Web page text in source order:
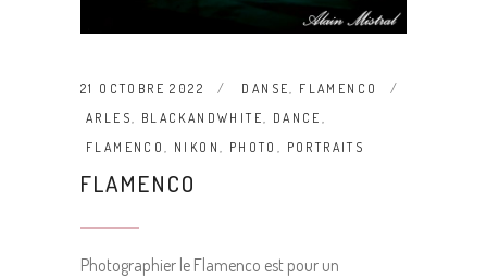
21 OCTOBRE 2022 DANSE, FLAMENCO
ARLES, BLACKANDWHITE, DANCE ,
FLAMENCO, NIKON, PHOTO , PORTRAITS
FLAMENCO
Photographier le Flamenco est pour un